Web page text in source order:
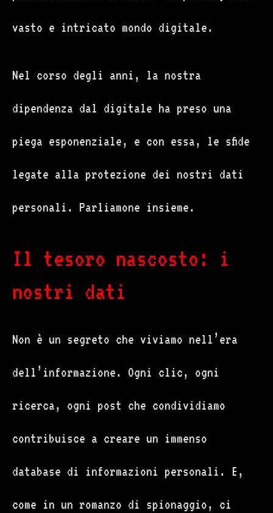
vasto e intricato mondo digitale.
Nel corso degli anni, la nostra
dipendenza dal digitale ha preso una
piega esponenziale, e con essa, le sfide
legate alla protezione dei nostri dati
personali. Parliamone insieme.
Il tesoro nascosto: i
nostri dati
Non è un segreto che viviamo nell’era
dell’informazione. Ogni clic, ogni
ricerca, ogni post che condividiamo
contribuisce a creare un immenso
database di informazioni personali. E,
come in un romanzo di spionaggio, ci